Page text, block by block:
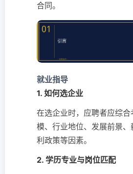
合同。
就业指导
1. 如何选企业
在选企业时，应聘者应综
模、行业地位、发展前景、
利政策等因素。
2. 学历专业与岗位匹配